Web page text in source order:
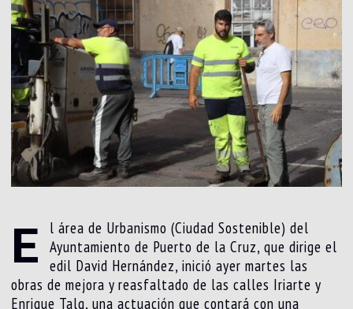
E
l área de Urbanismo (Ciudad Sostenible) del
Ayuntamiento de Puerto de la Cruz, que dirige el
edil David Hernández, inició ayer martes las
obras de mejora y reasfaltado de las calles Iriarte y
Enrique Talg, una actuación que contará con una